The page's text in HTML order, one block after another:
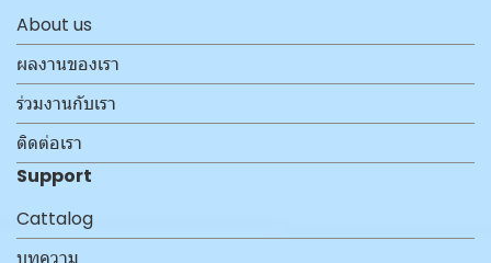
About us
ผลงานของเรา
ร่วมงานกับเรา
ติดต่อเรา
Support
Cattalog